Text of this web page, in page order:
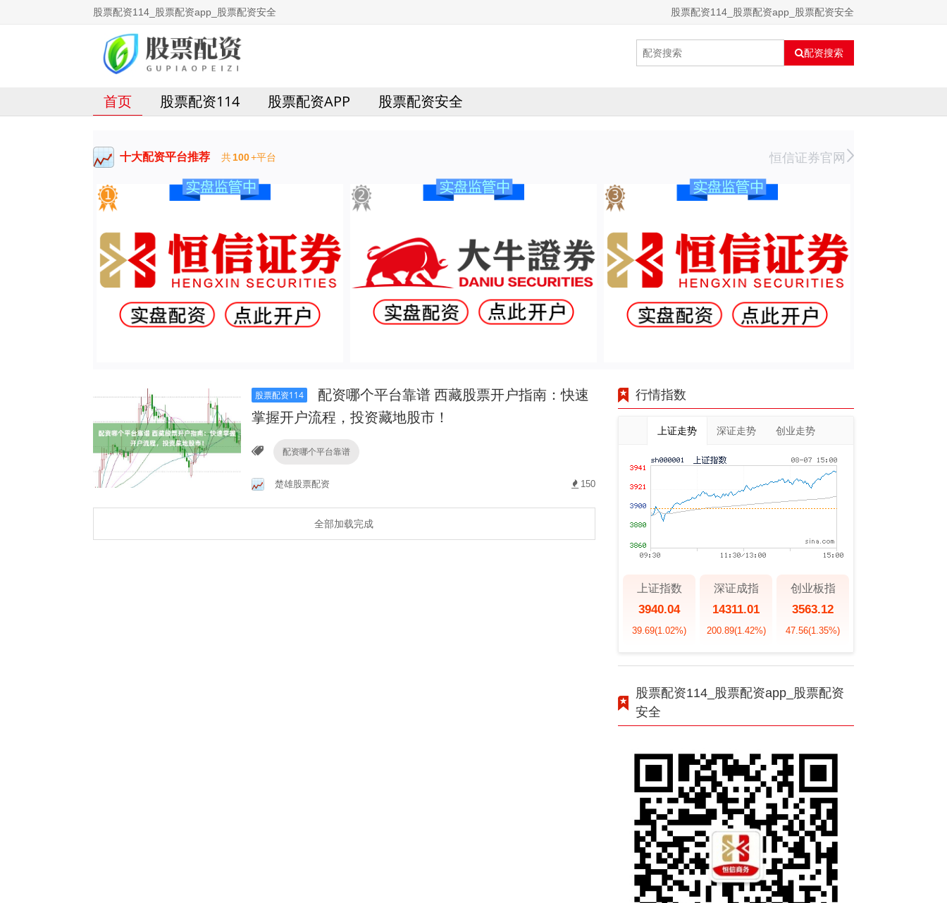
股票配资114_股票配资app_股票配资安全 股票配资114_股票配资app_股票配资安全
配资搜索
首页 股票配资114 股票配资APP 股票配资安全
十大配资平台推荐 共100+平台 恒信证券官网
股票配资114
配资哪个平台靠谱 西藏股票开户指南：快速
掌握开户流程，投资藏地股市！
配资哪个平台靠谱
楚雄股票配资 150
全部加载完成
行情指数
上证走势 深证走势 创业走势
上证指数
3940.04
39.69(1.02%)
深证成指
14311.01
200.89(1.42%)
创业板指
3563.12
47.56(1.35%)
股票配资114_股票配资app_股票配资
安全